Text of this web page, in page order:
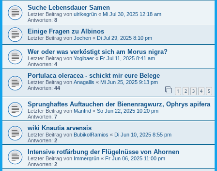
Suche Lebensdauer Samen
Letzter Beitrag von ulrikegrün « Mi Jul 30, 2025 12:18 am
Antworten: 8
Einige Fragen zu Albinos
Letzter Beitrag von Jochen « Di Jul 29, 2025 8:10 pm
Wer oder was verköstigt sich am Morus nigra?
Letzter Beitrag von Yogibaer « Fr Jul 11, 2025 8:41 am
Antworten: 4
Portulaca oleracea - schickt mir eure Belege
Letzter Beitrag von Anagallis « Mi Jun 25, 2025 9:13 pm
Antworten: 44 1 2 3 4 5
Sprunghaftes Auftauchen der Bienenragwurz, Ophrys apifera
Letzter Beitrag von Manfrid « So Jun 22, 2025 10:20 pm
Antworten: 7
wiki Knautia arvensis
Letzter Beitrag von BubikolRamios « Di Jun 10, 2025 8:55 pm
Antworten: 2
Intensive rotfärbung der Flügelnüsse von Ahornen
Letzter Beitrag von Immergrün « Fr Jun 06, 2025 11:00 pm
Antworten: 2